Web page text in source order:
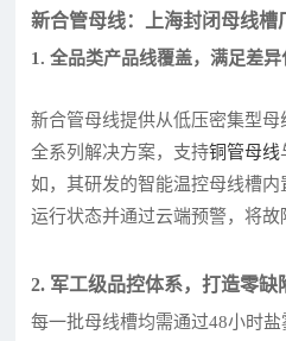
新合管母线：上海封闭母线槽
1. 全品类产品线覆盖，满足差异
新合管母线提供从低压密集型
全系列解决方案，支持铜管母线
如，其研发的智能温控母线槽
运行状态并通过云端预警，将故
2. 军工级品控体系，打造零缺
每一批母线槽均需通过48小时